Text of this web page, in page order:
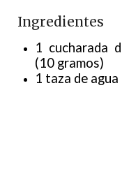
Ingredientes
1 cucharada
(10 gramos)
1 taza de